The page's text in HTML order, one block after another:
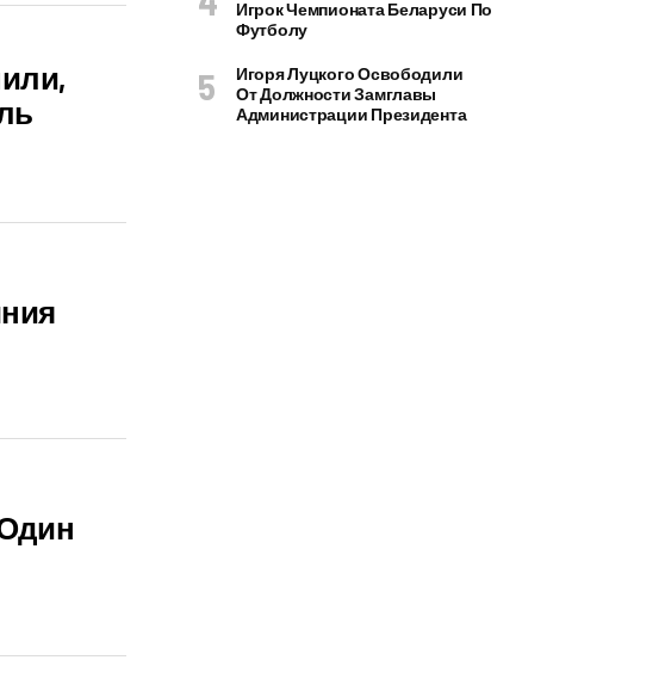
Игрок Чемпионата Беларуси По
Футболу
Игоря Луцкого Освободили
От Должности Замглавы
Администрации Президента